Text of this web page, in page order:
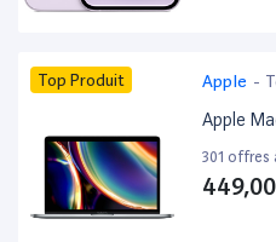
Top Produit Apple -
Apple
301 offres